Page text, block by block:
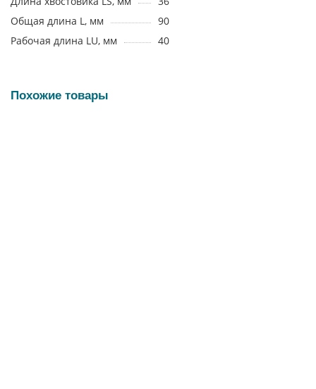
Общая длина L, мм
90
Рабочая длина LU, мм
40
Похожие товары